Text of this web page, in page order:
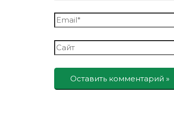
Email*
Сайт